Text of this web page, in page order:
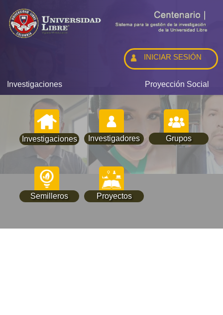
Investigaciones Proyección Social
Investigaciones Investigadores Grupos
Semilleros Proyectos
INICIAR SESIÓN